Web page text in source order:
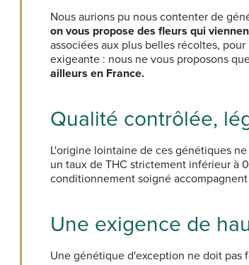
Nous aurions pu nous contenter de
on vous propose des fleurs qui
associées aux plus belles récoltes,
exigeante : nous ne vous proposons
ailleurs en France.
Qualité contrôlée,
L'origine lointaine de ces génétiques
un taux de THC strictement inférieur à
conditionnement soigné
Une exigence de
Une génétique d'exception ne doit pas